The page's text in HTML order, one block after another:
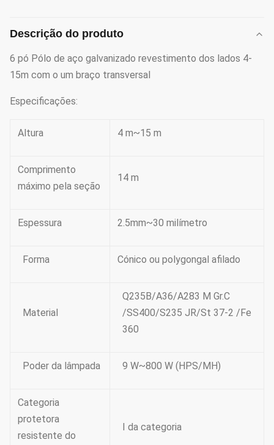
Descrição do produto
6 pó Pólo de aço galvanizado revestimento dos lados 4-
15m com o um braço transversal
Especificações:
Altura 4 m~15 m
Comprimento
máximo pela seção
14 m
Espessura 2.5mm~30 milímetro
Forma Cónico ou polygongal afilado
Material
Q235B/A36/A283 M Gr.C
/SS400/S235 JR/St 37-2 /Fe
360
Poder da lâmpada 9 W~800 W (HPS/MH)
Categoria
protetora
resistente do
Ⅰ da categoria